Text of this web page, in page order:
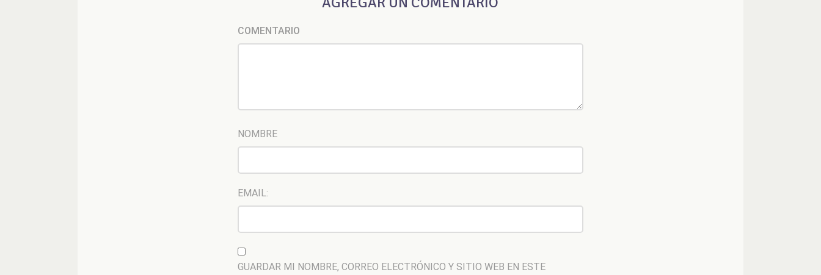
COMENTARIO
NOMBRE
EMAIL:
GUARDAR MI NOMBRE, CORREO ELECTRÓNICO Y SITIO WEB EN ESTE